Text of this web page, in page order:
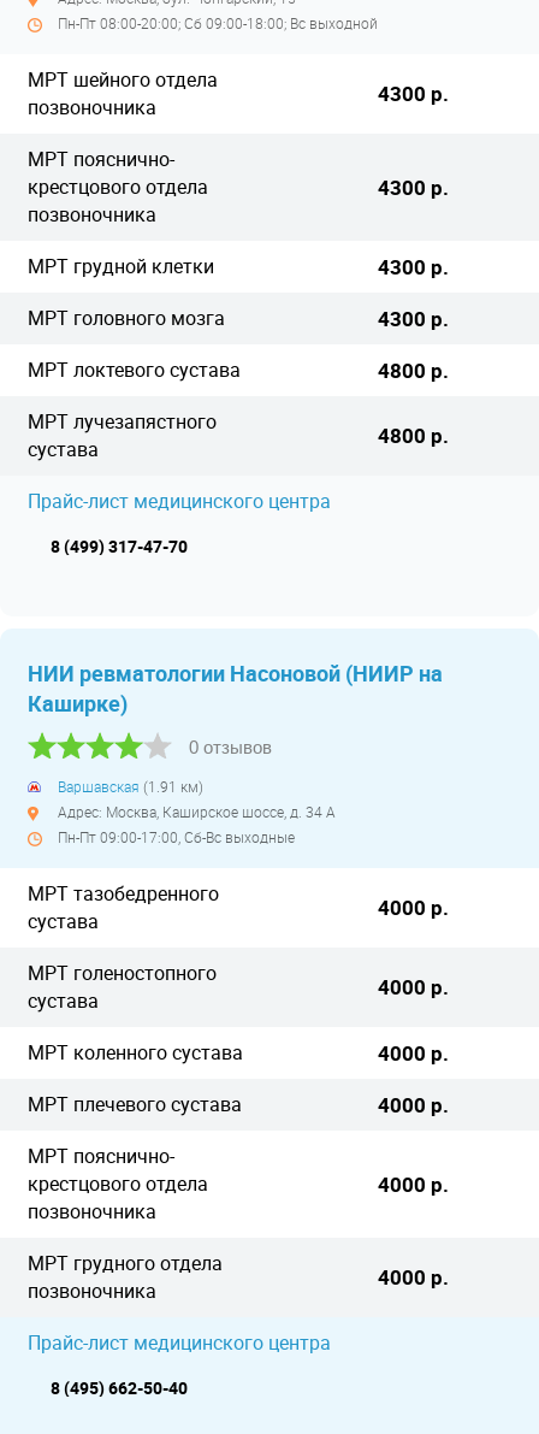
Пн-Пт 08:00-20:00; Сб 09:00-18:00; Вс выходной
МРТ шейного отдела
позвоночника
4300 р.
МРТ пояснично-
крестцового отдела
позвоночника
4300 р.
МРТ грудной клетки 4300 р.
МРТ головного мозга 4300 р.
МРТ локтевого сустава 4800 р.
МРТ лучезапястного
сустава
4800 р.
Прайс-лист медицинского центра
8 (499) 317-47-70
НИИ ревматологии Насоновой (НИИР на
Каширке)
0 отзывов
Варшавская (1.91 км)
Адрес: Москва, Каширское шоссе, д. 34 А
Пн-Пт 09:00-17:00, Сб-Вс выходные
МРТ тазобедренного
сустава
4000 р.
МРТ голеностопного
сустава
4000 р.
МРТ коленного сустава 4000 р.
МРТ плечевого сустава 4000 р.
МРТ пояснично-
крестцового отдела
позвоночника
4000 р.
МРТ грудного отдела
позвоночника
4000 р.
Прайс-лист медицинского центра
8 (495) 662-50-40